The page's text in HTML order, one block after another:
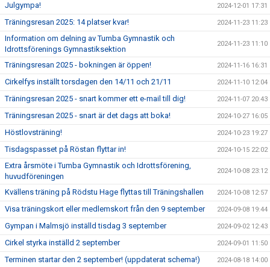
Julgympa! 2024-12-01 17:31
Träningsresan 2025: 14 platser kvar! 2024-11-23 11:23
Information om delning av Tumba Gymnastik och
Idrottsförenings Gymnastiksektion
2024-11-23 11:10
Träningsresan 2025 - bokningen är öppen! 2024-11-16 16:31
Cirkelfys inställt torsdagen den 14/11 och 21/11 2024-11-10 12:04
Träningsresan 2025 - snart kommer ett e-mail till dig! 2024-11-07 20:43
Träningsresan 2025 - snart är det dags att boka! 2024-10-27 16:05
Höstlovsträning! 2024-10-23 19:27
Tisdagspasset på Röstan flyttar in! 2024-10-15 22:02
Extra årsmöte i Tumba Gymnastik och Idrottsförening,
huvudföreningen
2024-10-08 23:12
Kvällens träning på Rödstu Hage flyttas till Träningshallen 2024-10-08 12:57
Visa träningskort eller medlemskort från den 9 september 2024-09-08 19:44
Gympan i Malmsjö inställd tisdag 3 september 2024-09-02 12:43
Cirkel styrka inställd 2 september 2024-09-01 11:50
Terminen startar den 2 september! (uppdaterat schema!) 2024-08-18 14:00